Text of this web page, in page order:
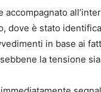
accompagnato
dove è stato
in base ai
la tensione